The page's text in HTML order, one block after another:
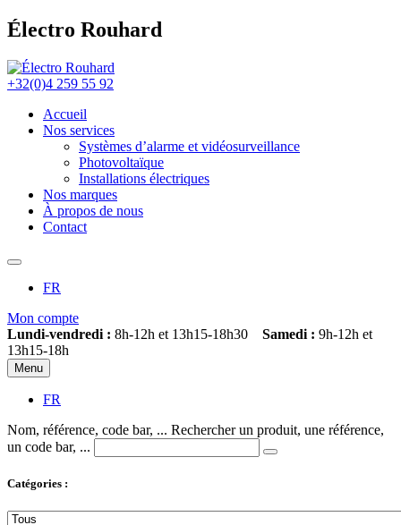
Électro Rouhard
+32(0)4 259 55 92
Accueil
Nos services
Systèmes d’alarme et vidéosurveillance
Photovoltaïque
Installations électriques
Nos marques
À propos de nous
Contact
FR
Mon compte
Lundi-vendredi : 8h-12h et 13h15-18h30 Samedi : 9h-12h et
13h15-18h
Menu
FR
Nom, référence, code bar, ... Rechercher un produit, une référence,
un code bar, ...
Catégories :